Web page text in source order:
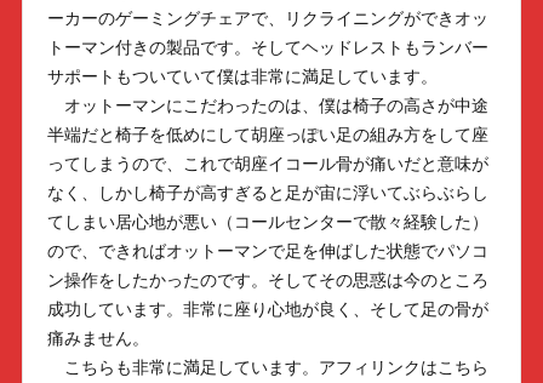
ーカーのゲーミングチェアで、リクライニングができオッ
トーマン付きの製品です。そしてヘッドレストもランバー
サポートもついていて僕は非常に満足しています。
オットーマンにこだわったのは、僕は椅子の高さが中途
半端だと椅子を低めにして胡座っぽい足の組み方をして座
ってしまうので、これで胡座イコール骨が痛いだと意味が
なく、しかし椅子が高すぎると足が宙に浮いてぶらぶらし
てしまい居心地が悪い（コールセンターで散々経験した）
ので、できればオットーマンで足を伸ばした状態でパソコ
ン操作をしたかったのです。そしてその思惑は今のところ
成功しています。非常に座り心地が良く、そして足の骨が
痛みません。
こちらも非常に満足しています。アフィリンクはこちら